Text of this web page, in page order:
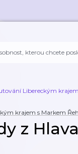
Libereckým
krajem s Markem
z